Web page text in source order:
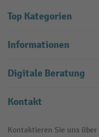
Top Kategorien
Informationen
Digitale Beratung
Kontakt
Kontaktieren Sie uns über